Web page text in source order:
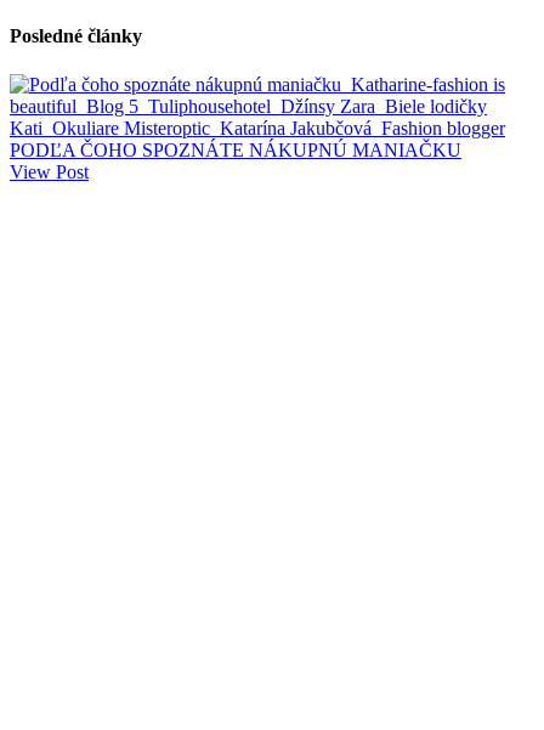
Posledné články
PODĽA ČOHO SPOZNÁTE NÁKUPNÚ MANIAČKU
View Post